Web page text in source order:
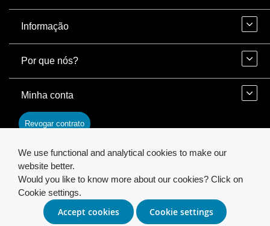
Informação
Por que nós?
Minha conta
Revogar contrato
Contato
© 2026 INSTAR. All Rights Reserved.
We use functional and analytical cookies to make our
website better.
Would you like to know more about our cookies? Click on
Cookie settings.
Accept cookies Cookie settings